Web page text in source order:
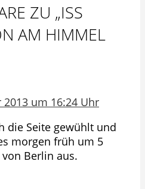
ZU „ISS
AM HIMMEL
2013 um 16:24 Uhr
die Seite gewühlt und
morgen früh um 5
Berlin aus.